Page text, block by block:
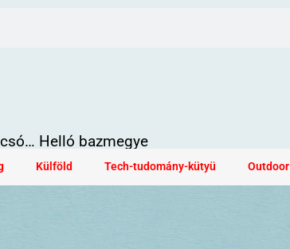
Helló bazmegye
Külföld Tech-tudomány-kütyü Outdoor